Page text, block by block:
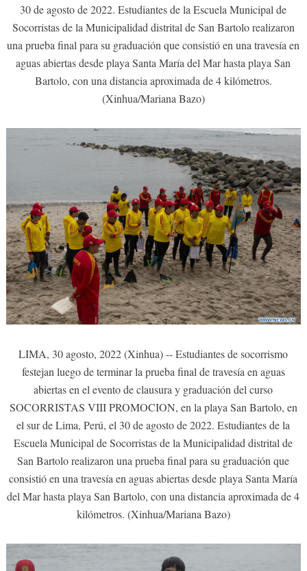
30 de agosto de 2022. Estudiantes de la Escuela Municipal de
Socorristas de la Municipalidad distrital de San Bartolo realizaron
una prueba final para su graduación que consistió en una travesía en
aguas abiertas desde playa Santa María del Mar hasta playa San
Bartolo, con una distancia aproximada de 4 kilómetros.
(Xinhua/Mariana Bazo)
LIMA, 30 agosto, 2022 (Xinhua) -- Estudiantes de socorrismo
festejan luego de terminar la prueba final de travesía en aguas
abiertas en el evento de clausura y graduación del curso
SOCORRISTAS VIII PROMOCION, en la playa San Bartolo, en
el sur de Lima, Perú, el 30 de agosto de 2022. Estudiantes de la
Escuela Municipal de Socorristas de la Municipalidad distrital de
San Bartolo realizaron una prueba final para su graduación que
consistió en una travesía en aguas abiertas desde playa Santa María
del Mar hasta playa San Bartolo, con una distancia aproximada de 4
kilómetros. (Xinhua/Mariana Bazo)